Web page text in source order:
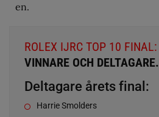
en.
ROLEX IJRC TOP 10 FINAL:
VINNARE OCH DELTAGARE.
Deltagare årets final:
Harrie Smolders